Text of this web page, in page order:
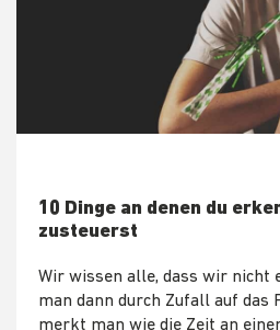
10 Dinge an denen du
zusteuerst
Wir wissen alle, dass wir nicht
man dann durch Zufall auf
merkt man wie die Zeit an